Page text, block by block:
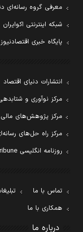
معرفی گروه رسانه‌ای
شبکه اینترنتی اکوایران
پایگاه خبری اقتصادنیوز
انتشارات دنیای اقتصاد
مرکز نوآوری و
مرکز پژوهش‌های مالی
مرکز راه حل‌های
روزنامه انگلیسی Financial Tribune
تماس با ما
همکاری با ما
درباره ما